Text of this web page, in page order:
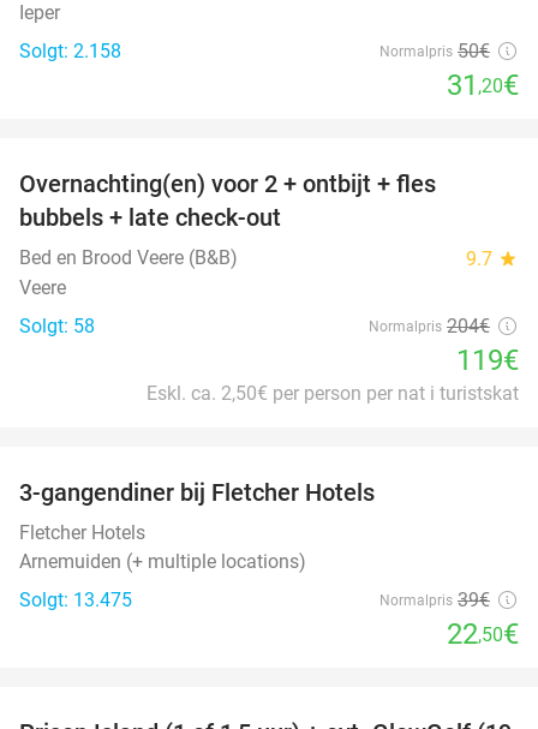
Ieper
Solgt: 2.158
Normalpris 50€
31 ,20€
Overnachting(en) voor 2 + ontbijt + fles
bubbels + late check-out
Bed en Brood Veere (B&B) 9.7 star
Veere
Solgt: 58
Normalpris 204€
119€
Eskl. ca. 2,50€ per person per nat i turistskat
3-gangendiner bij Fletcher Hotels
Fletcher Hotels
Arnemuiden (+ multiple locations)
Solgt: 13.475
Normalpris 39€
22,50€